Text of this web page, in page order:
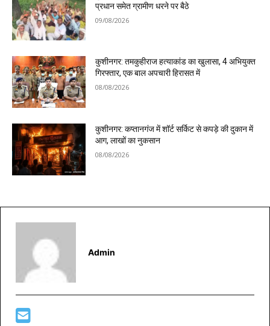
प्रधान समेत ग्रामीण धरने पर बैठे
09/08/2026
कुशीनगर: तमकुहीराज हत्याकांड का खुलासा, 4 अभियुक्त
गिरफ्तार, एक बाल अपचारी हिरासत में
08/08/2026
कुशीनगर: कप्तानगंज में शॉर्ट सर्किट से कपड़े की दुकान में
आग, लाखों का नुकसान
08/08/2026
Admin